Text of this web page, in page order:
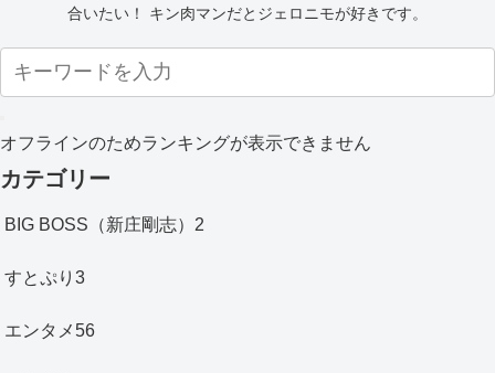
合いたい！ キン肉マンだとジェロニモが好きです。
オフラインのためランキングが表示できません
カテゴリー
BIG BOSS（新庄剛志） 2
すとぷり 3
エンタメ56